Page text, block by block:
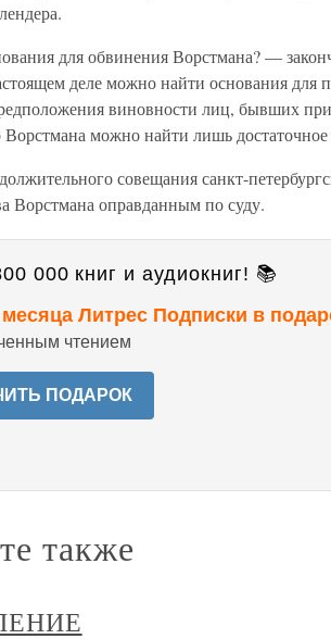
для обвинения Ворстмана? —
деле можно найти основания для
виновности лиц, бывших
можно найти лишь достаточное
совещания санкт-
Ворстмана оправданным по суду.
000 книг и аудиокниг! 📚
Литрес Подписки в
чтением
ПОДАРОК
также